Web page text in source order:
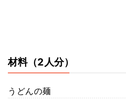
材料（2人分）
うどんの麺